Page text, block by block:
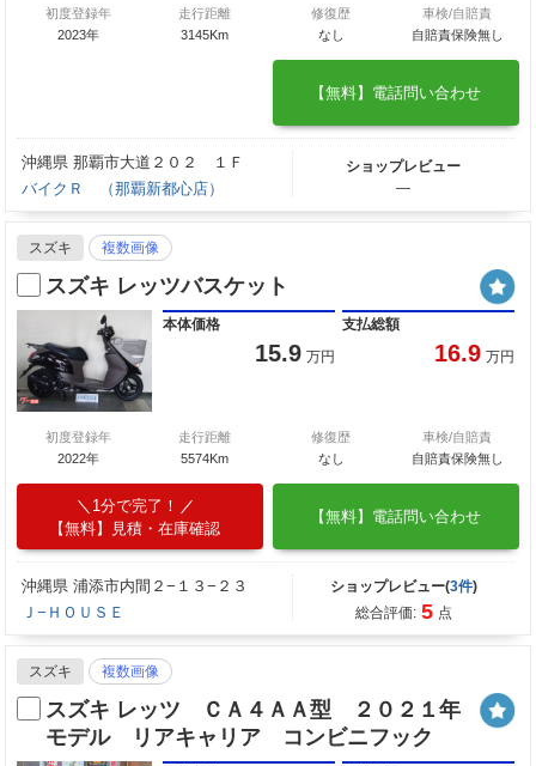
初度登録年
2023年
走行距離
3145Km
修復歴
なし
車検/自賠責
自賠責保険無し
【無料】電話問い合わせ
沖縄県 那覇市大道２０２ １Ｆ
バイクＲ （那覇新都心店）
ショップレビュー
―
スズキ 複数画像
スズキ レッツバスケット
本体価格
15.9 万円
支払総額
16.9 万円
初度登録年
2022年
走行距離
5574Km
修復歴
なし
車検/自賠責
自賠責保険無し
1分で完了！
【無料】見積・在庫確認
【無料】電話問い合わせ
沖縄県 浦添市内間２−１３−２３
Ｊ−ＨＯＵＳＥ
ショップレビュー(3件)
総合評価: 5 点
スズキ 複数画像
スズキ レッツ ＣＡ４ＡＡ型 ２０２１年
モデル リアキャリア コンビニフック